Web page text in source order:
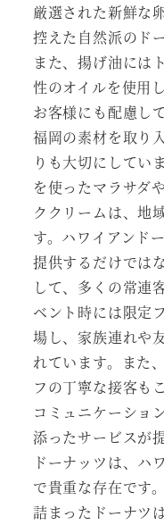
厳選された新鮮な
控えた自然派のド
また、揚げ油には
性のオイルを使用
お客様にも配慮し
福岡の素材を取り
りも大切にしてい
を使ったマラサダ
ククリームは、地
す。ハワイアンド
提供するだけでは
して、多くの常連
ベント時には限定
場し、家族連れや
れています。また
フの丁寧な接客も
コミュニケーショ
添ったサービスが
ドーナッツは、ハ
で貴重な存在です
詰まったドーナツ